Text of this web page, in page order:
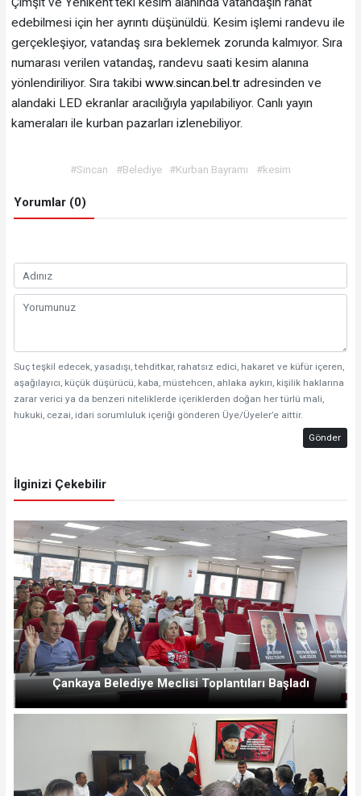
edebilmesi için her ayrıntı düşünüldü. Kesim işlemi randevu ile
gerçekleşiyor, vatandaş sıra beklemek zorunda kalmıyor. Sıra
numarası verilen vatandaş, randevu saati kesim alanına
yönlendiriliyor. Sıra takibi www.sincan.bel.tradresinden ve
alandaki LED ekranlar aracılığıyla yapılabiliyor. Canlı yayın
kameraları ile kurban pazarları izlenebiliyor.
#Sincan #Belediye #Kurban Bayramı #kesim
Yorumlar (0)
Suç teşkil edecek, yasadışı, tehditkar, rahatsız edici, hakaret ve küfür içeren,
aşağılayıcı, küçük düşürücü, kaba, müstehcen, ahlaka aykırı, kişilik haklarına
zarar verici ya da benzeri niteliklerde içeriklerden doğan her türlü mali,
hukuki, cezai, idari sorumluluk içeriği gönderen Üye/Üyeler’e aittir.
Gönder
İlginizi Çekebilir
Çankaya Belediye Meclisi Toplantıları Başladı